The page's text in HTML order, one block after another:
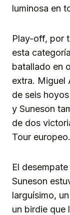
luminosa en
Play-off, por
esta
batallado en
extra. Miguel
de seis
y Suneson
de dos
Tour europeo.
El
Suneson
larguísimo,
un birdie que